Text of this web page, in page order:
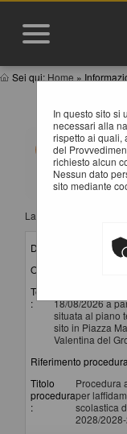
Sei qui: Home »
In questo sito si
necessari alla
rispetto ai quali,
del
richiesto alcun
Nessun dato
sito mediante
NEWS
Elenco
ultimi 60
oggetto
La ricerca ha restituito
Data invio :
06/08/
Oggetto :
Testo
:
18/08/2026 a
situata al piano
sito in Piazza
Valentina del
Riferimento
Titolo
procedura
:
Procedura
per
scolastica
2028/